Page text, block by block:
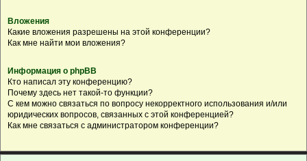
Вложения
Какие вложения разрешены на этой конференции?
Как мне найти мои вложения?
Информация о phpBB
Кто написал эту конференцию?
Почему здесь нет такой-то функции?
С кем можно связаться по вопросу некорректного использования и/или
юридических вопросов, связанных с этой конференцией?
Как мне связаться с администратором конференции?